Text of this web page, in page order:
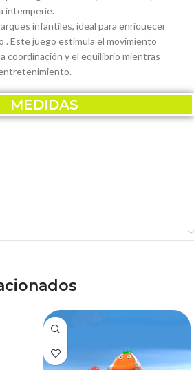
intemperie.
infantiles, ideal para enriquecer
. Este juego estimula el movimiento
coordinación y el equilibrio mientras
MEDIDAS